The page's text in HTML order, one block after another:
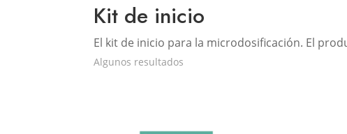
Kit de inicio
El kit de inicio para la microdosificación. El
Algunos resultados